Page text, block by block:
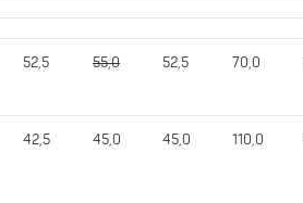
52,5 55,0 52,5 70,0
42,5 45,0 45,0 110,0